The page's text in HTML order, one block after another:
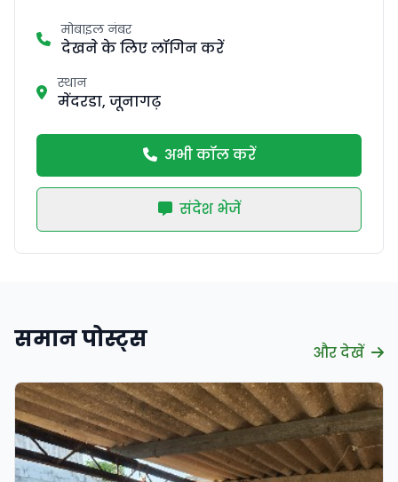
मोबाइल नंबर
देखने के लिए लॉगिन करें
स्थान
मेंदरडा, जूनागढ़
अभी कॉल करें
संदेश भेजें
समान पोस्ट्स और देखें